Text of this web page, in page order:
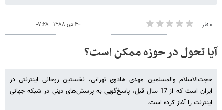
۰ نفر ۳۰ دی ۱۳۸۸ - ۰۷:۲۸
آیا تحول در حوزه ممکن است؟
حجت‌الاسلام والمسلمین مهدی هادوی ‌تهرانی، نخستین روحانی اینترنتی در
ایران است که از 17 سال قبل، پاسخ‌گویی به پرسش‌های دینی در شبکه جهانی
اینترنت را آغاز کرده است.